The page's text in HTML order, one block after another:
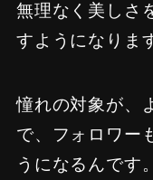
無理なく美しさ
すようになりま
憧れの対象が、
で、フォロワー
うになるんです。